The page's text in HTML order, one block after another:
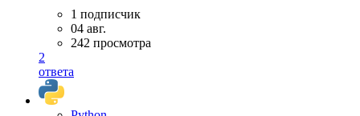
1 подписчик
04 авг.
242 просмотра
2
ответа